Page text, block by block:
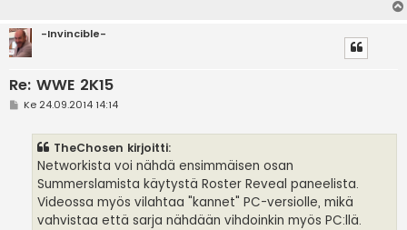
-Invincible-
Re: WWE 2K15
VKe 24.09.2014 14:14
TheChosen kirjoitti:
Networkista voi nähdä ensimmäisen osan
Summerslamista käytystä Roster Reveal paneelista.
Videossa myös vilahtaa "kannet" PC-versiolle, mikä
vahvistaa että sarja nähdään vihdoinkin myös PC:llä.